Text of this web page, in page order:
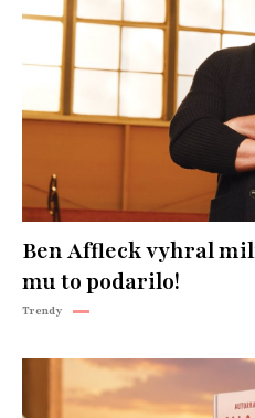
Ben Affleck vyhral
mu to podarilo!
Trendy